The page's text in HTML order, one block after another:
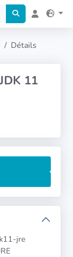
Détails
11
jre